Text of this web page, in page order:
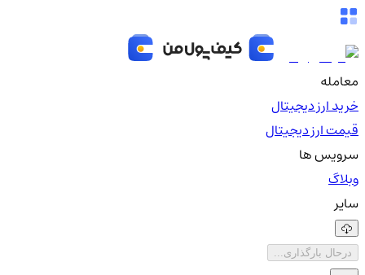
معامله
خرید ارز دیجیتال
قیمت ارز دیجیتال
سرویس ها
وبلاگ
سایر
درحال بارگذاری...